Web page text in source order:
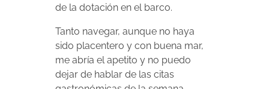
de la dotación en el barco.
Tanto navegar, aunque no haya
sido placentero y con buena mar,
me abría el apetito y no puedo
dejar de hablar de las citas